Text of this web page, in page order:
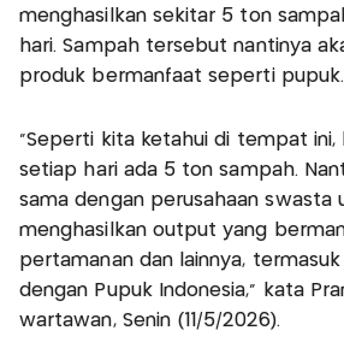
menghasilkan sekitar 5 ton
hari. Sampah tersebut nantinya
produk bermanfaat seperti pupuk.
“Seperti kita ketahui di tempat ini,
setiap hari ada 5 ton sampah.
sama dengan perusahaan swasta
menghasilkan output yang
pertamanan dan lainnya,
dengan Pupuk Indonesia,” kata
wartawan, Senin (11/5/2026).